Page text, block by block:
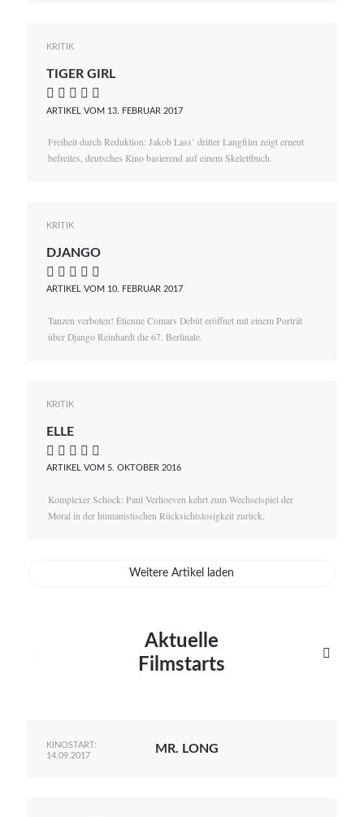
KRITIK
TIGER GIRL
    
ARTIKEL VOM 13. FEBRUAR 2017
Freiheit durch Reduktion: Jakob Lass’ dritter Langfilm zeigt erneut
befreites, deutsches Kino basierend auf einem Skelettbuch.
KRITIK
DJANGO
    
ARTIKEL VOM 10. FEBRUAR 2017
Tanzen verboten! Étienne Comars Debüt eröffnet mit einem Porträt
über Django Reinhardt die 67. Berlinale.
KRITIK
ELLE
    
ARTIKEL VOM 5. OKTOBER 2016
Komplexer Schock: Paul Verhoeven kehrt zum Wechselspiel der
Moral in der humanistischen Rücksichtslosigkeit zurück.
Weitere Artikel laden
Aktuelle
Filmstarts

KINOSTART:
14.09.2017
MR. LONG